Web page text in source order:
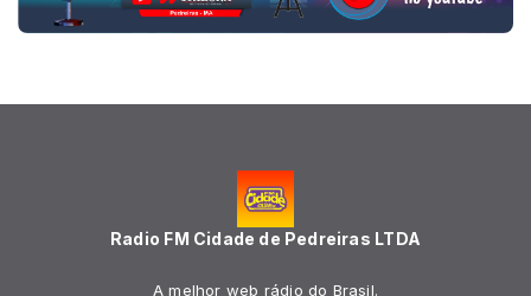
Radio FM Cidade de Pedreiras LTDA
A melhor web rádio do Brasil.